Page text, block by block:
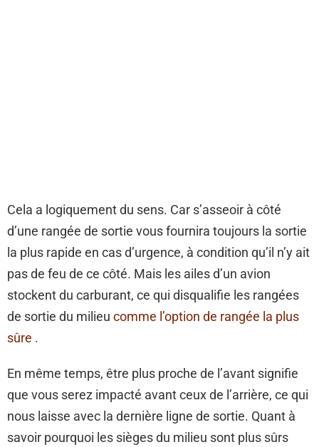
Cela a logiquement du sens. Car s’asseoir à côté
d’une rangée de sortie vous fournira toujours la sortie
la plus rapide en cas d’urgence, à condition qu’il n’y ait
pas de feu de ce côté. Mais les ailes d’un avion
stockent du carburant, ce qui disqualifie les rangées
de sortie du milieu comme l’option de rangée la plus
sûre .
En même temps, être plus proche de l’avant signifie
que vous serez impacté avant ceux de l’arrière, ce qui
nous laisse avec la dernière ligne de sortie. Quant à
savoir pourquoi les sièges du milieu sont plus sûrs